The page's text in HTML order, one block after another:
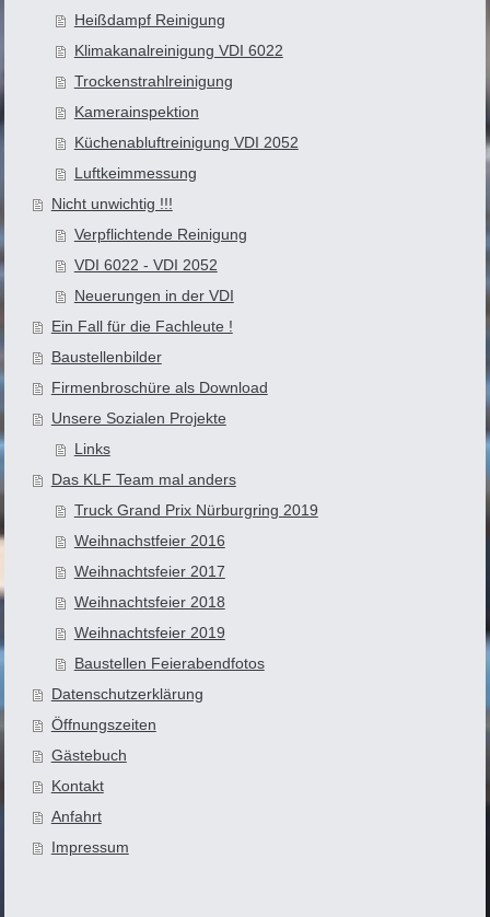
Heißdampf Reinigung
Klimakanalreinigung VDI 6022
Trockenstrahlreinigung
Kamerainspektion
Küchenabluftreinigung VDI 2052
Luftkeimmessung
Nicht unwichtig !!!
Verpflichtende Reinigung
VDI 6022 - VDI 2052
Neuerungen in der VDI
Ein Fall für die Fachleute !
Baustellenbilder
Firmenbroschüre als Download
Unsere Sozialen Projekte
Links
Das KLF Team mal anders
Truck Grand Prix Nürburgring 2019
Weihnachstfeier 2016
Weihnachtsfeier 2017
Weihnachtsfeier 2018
Weihnachtsfeier 2019
Baustellen Feierabendfotos
Datenschutzerklärung
Öffnungszeiten
Gästebuch
Kontakt
Anfahrt
Impressum